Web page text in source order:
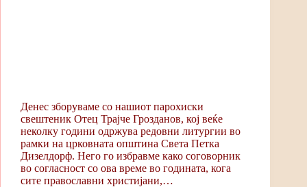
Денес зборуваме со нашиот парохиски
свештеник Отец Трајче Грозданов, кој веќе
неколку години одржува редовни литургии во
рамки на црковната општина Света Петка
Дизелдорф. Него го избравме како соговорник
во согласност со ова време во годината, кога
сите православни христијани,…